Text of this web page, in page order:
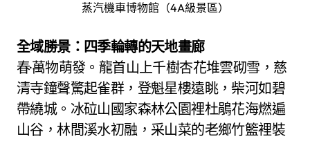
蒸汽機車博物館（4A級景區）
全域勝景：四季輪轉的天地畫廊
春·萬物萌發。龍首山上千樹杏花堆雲砌雪，慈
清寺鐘聲驚起雀群，登魁星樓遠眺，柴河如碧
帶繞城。冰砬山國家森林公園裡杜鵑花海燃遍
山谷，林間溪水初融，采山菜的老鄉竹籃裡裝